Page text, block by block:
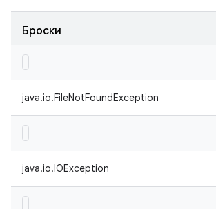
Броски
java.io.FileNotFoundException
java.io.IOException